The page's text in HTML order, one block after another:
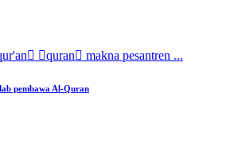
pembawa Al-Quran